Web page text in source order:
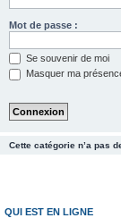
Mot de passe :
Se souvenir de moi
Masquer ma
Cette catégorie n’a pas
QUI EST EN LIGNE